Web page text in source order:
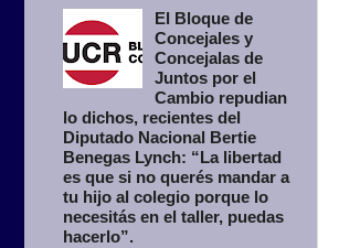
El Bloque de
Concejales y
Concejalas de
Juntos por el
Cambio repudian
lo dichos, recientes del
Diputado Nacional Bertie
Benegas Lynch: “La libertad
es que si no querés mandar a
tu hijo al colegio porque lo
necesitás en el taller, puedas
hacerlo”.